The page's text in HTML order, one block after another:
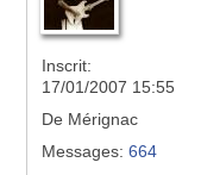
Inscrit:
17/01/2007 15:55
De Mérignac
Messages: 664